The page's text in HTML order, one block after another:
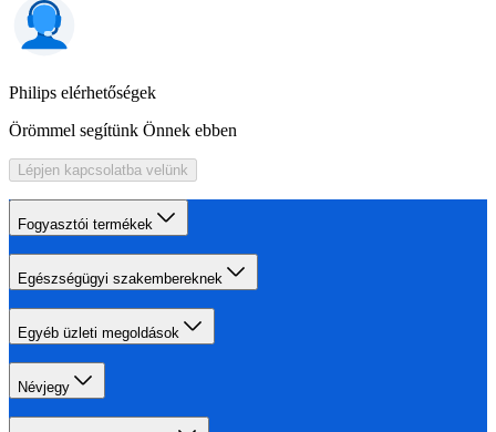
Philips elérhetőségek
Örömmel segítünk Önnek ebben
Lépjen kapcsolatba velünk
Fogyasztói termékek
Egészségügyi szakembereknek
Egyéb üzleti megoldások
Névjegy